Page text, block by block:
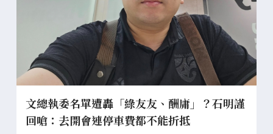
文總執委名單遭轟「綠友友、酬庸」？石明謹
回嗆：去開會連停車費都不能折抵